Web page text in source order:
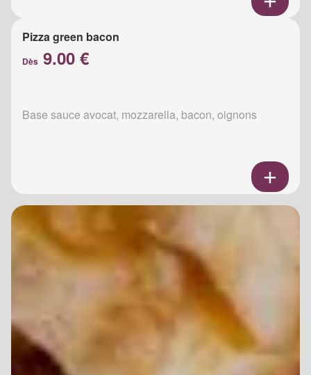
Pizza green bacon
Dès 9.00 €
Base sauce avocat, mozzarella, bacon, oignons